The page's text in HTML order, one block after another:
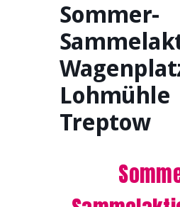
Sommer-
Lohmühle
Treptow